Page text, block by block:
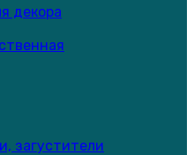
декора
загустители